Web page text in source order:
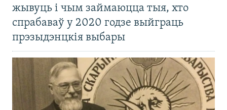
жывуць і чым займаюцца тыя, хто
спрабаваў у 2020 годзе выйграць
прэзыдэнцкія выбары